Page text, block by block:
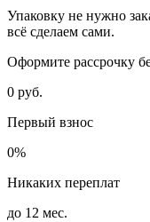
Упаковку не нужно
всё сделаем сами.
Оформите рассрочку
0 руб.
Первый взнос
0%
Никаких переплат
до 12 мес.